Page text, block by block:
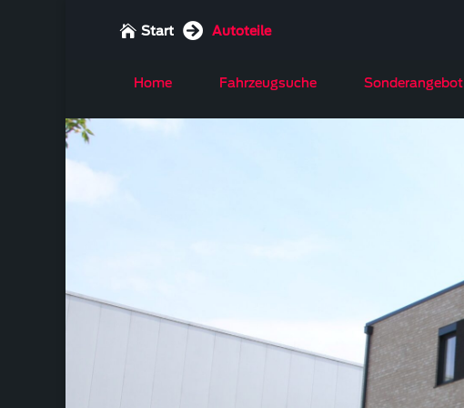
 Start  Autoteile
Home Fahrzeugsuche Sonderangebot